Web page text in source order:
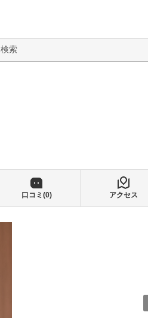
検索
口コミ(0) アクセス